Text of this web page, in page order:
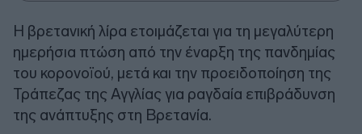
Η βρετανική λίρα ετοιμάζεται για τη μεγαλύτερη
ημερήσια πτώση από την έναρξη της πανδημίας
του κορονοϊού, μετά και την προειδοποίηση της
Τράπεζας της Αγγλίας για ραγδαία επιβράδυνση
της ανάπτυξης στη Βρετανία.